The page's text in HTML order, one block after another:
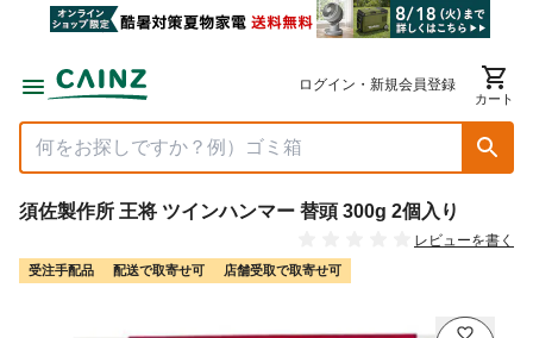
ログイン・新規会員登録
カート
須佐製作所 王将 ツインハンマー 替頭 300g 2個入り
レビューを書く
受注手配品 配送で取寄せ可 店舗受取で取寄せ可